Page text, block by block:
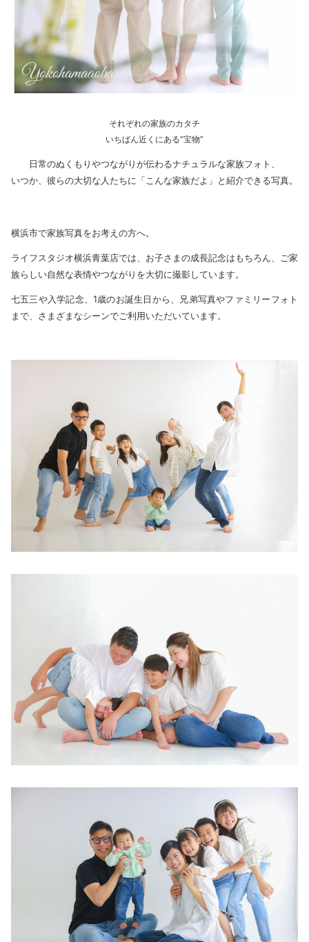
それぞれの家族のカタチ
いちばん近くにある“宝物”
日常のぬくもりやつながりが伝わるナチュラルな家族フォト、
いつか、彼らの大切な人たちに「こんな家族だよ」と紹介できる写真。
横浜市で家族写真をお考えの方へ。
ライフスタジオ横浜青葉店では、お子さまの成長記念はもちろん、ご家
族らしい自然な表情やつながりを大切に撮影しています。
七五三や入学記念、1歳のお誕生日から、兄弟写真やファミリーフォト
まで、さまざまなシーンでご利用いただいています。